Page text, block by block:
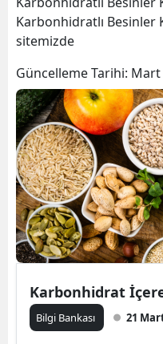
Karbonhidratlı Besinler
sitemizde
Güncelleme Tarihi: Mart
Karbonhidrat
Bilgi Bankası 21